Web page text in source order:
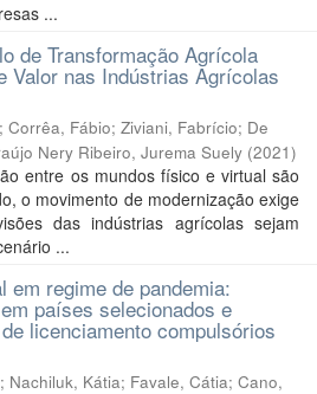
...
de Transformação Agrícola
Valor nas Indústrias Agrícolas
; Corrêa, Fábio; Ziviani, Fabrício; De
Nery Ribeiro, Jurema Suely (2021)
entre os mundos físico e virtual são
o movimento de modernização exige
das indústrias agrícolas sejam
...
em regime de pandemia:
países selecionados e
licenciamento compulsórios
; Nachiluk, Kátia; Favale, Cátia; Cano,